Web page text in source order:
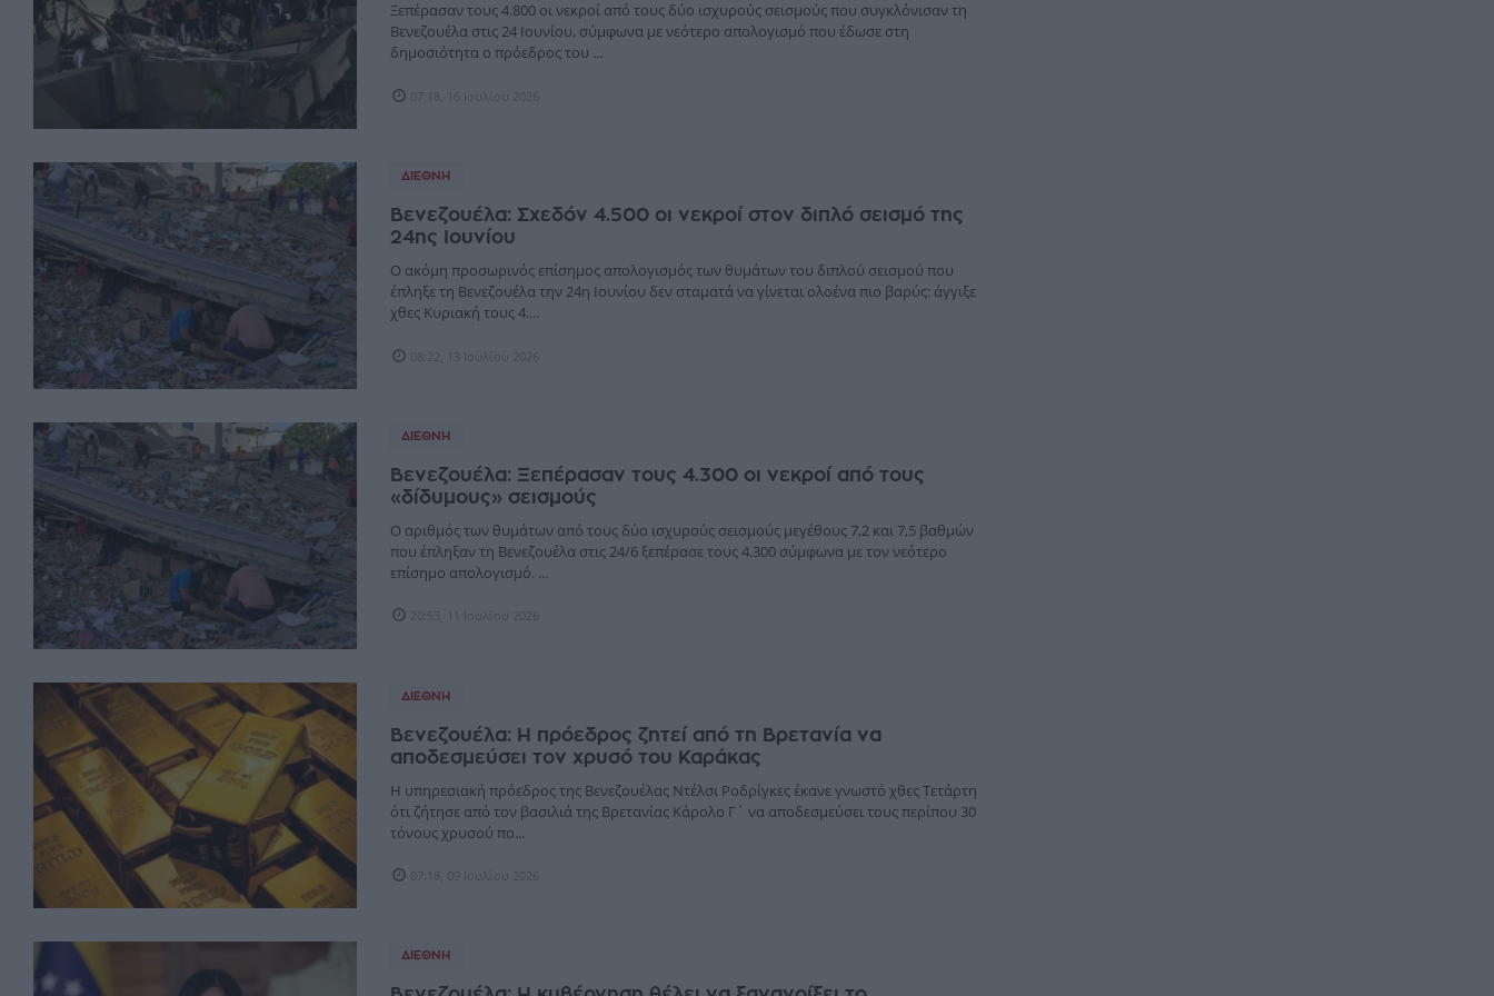
Ξεπέρασαν τους 4.800 οι νεκροί από τους δύο ισχυρούς σεισμούς που συγκλόνισαν τη
Βενεζουέλα στις 24 Ιουνίου, σύμφωνα με νεότερο απολογισμό που έδωσε στη
δημοσιότητα ο πρόεδρος του ...
07:18, 16 Ιουλίου 2026
ΔΙΕΘΝΉ
Βενεζουέλα: Σχεδόν 4.500 οι νεκροί στον διπλό σεισμό της
24ης Ιουνίου
Ο ακόμη προσωρινός επίσημος απολογισμός των θυμάτων του διπλού σεισμού που
έπληξε τη Βενεζουέλα την 24η Ιουνίου δεν σταματά να γίνεται ολοένα πιο βαρύς: άγγιξε
χθες Κυριακή τους 4....
08:22, 13 Ιουλίου 2026
ΔΙΕΘΝΉ
Βενεζουέλα: Ξεπέρασαν τους 4.300 οι νεκροί από τους
«δίδυμους» σεισμούς
Ο αριθμός των θυμάτων από τους δύο ισχυρούς σεισμούς μεγέθους 7,2 και 7,5 βαθμών
που έπληξαν τη Βενεζουέλα στις 24/6 ξεπέρασε τους 4.300 σύμφωνα με τον νεότερο
επίσημο απολογισμό. ...
20:53, 11 Ιουλίου 2026
ΔΙΕΘΝΉ
Βενεζουέλα: Η πρόεδρος ζητεί από τη Βρετανία να
αποδεσμεύσει τον χρυσό του Καράκας
Η υπηρεσιακή πρόεδρος της Βενεζουέλας Ντέλσι Ροδρίγκες έκανε γνωστό χθες Τετάρτη
ότι ζήτησε από τον βασιλιά της Βρετανίας Κάρολο Γ΄ να αποδεσμεύσει τους περίπου 30
τόνους χρυσού πο...
07:18, 09 Ιουλίου 2026
ΔΙΕΘΝΉ